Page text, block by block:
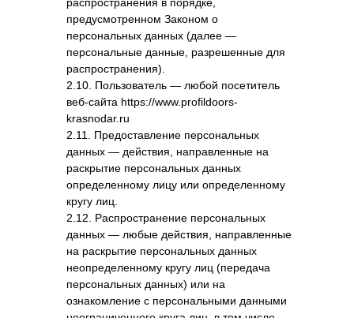
предусмотренном Законом о
персональных данных (далее —
персональные данные, разрешенные для
распространения).
2.10. Пользователь — любой посетитель
веб-сайта https://www.profildoors-
krasnodar.ru
2.11. Предоставление персональных
данных — действия, направленные на
раскрытие персональных данных
определенному лицу или определенному
кругу лиц.
2.12. Распространение персональных
данных — любые действия, направленные
на раскрытие персональных данных
неопределенному кругу лиц (передача
персональных данных) или на
ознакомление с персональными данными